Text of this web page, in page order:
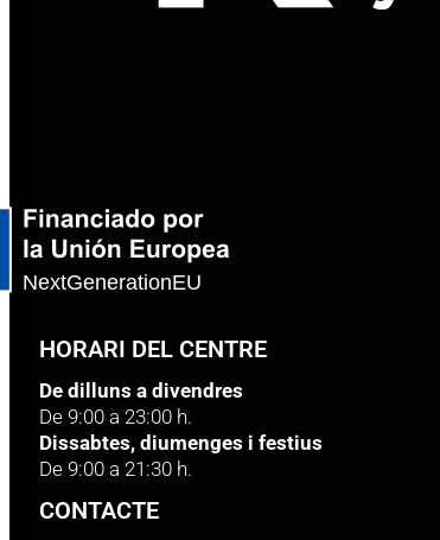
HORARI DEL CENTRE
De dilluns a divendres
De 9:00 a 23:00 h.
Dissabtes, diumenges i festius
De 9:00 a 21:30 h.
CONTACTE